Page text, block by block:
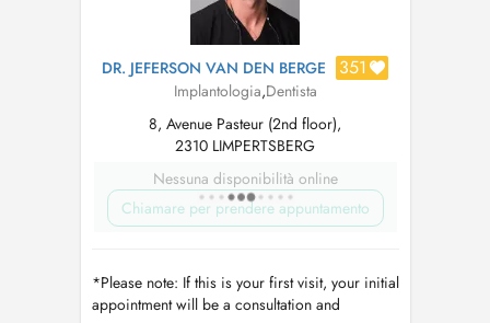
DR. JEFERSON VAN DEN BERGE 351
Implantologia,Dentista
8, Avenue Pasteur (2nd floor),
2310 LIMPERTSBERG
Nessuna disponibilità online
Chiamare per prendere appuntamento
*Please note: If this is your first visit, your initial
appointment will be a consultation and